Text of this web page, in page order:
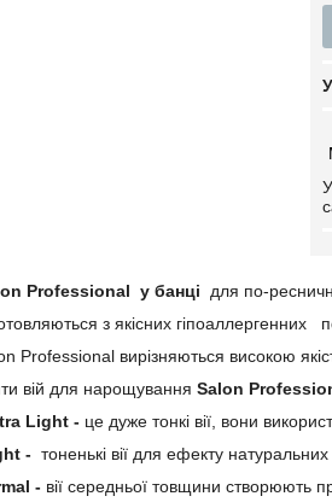
Professional у банці
для по-
з якісних
Professional вирізняються високою
вій для нарощування Salon
Light - це дуже тонкі вії, вони
- тоненькі вії для ефекту натуральних
- вії середньої товщини створюють